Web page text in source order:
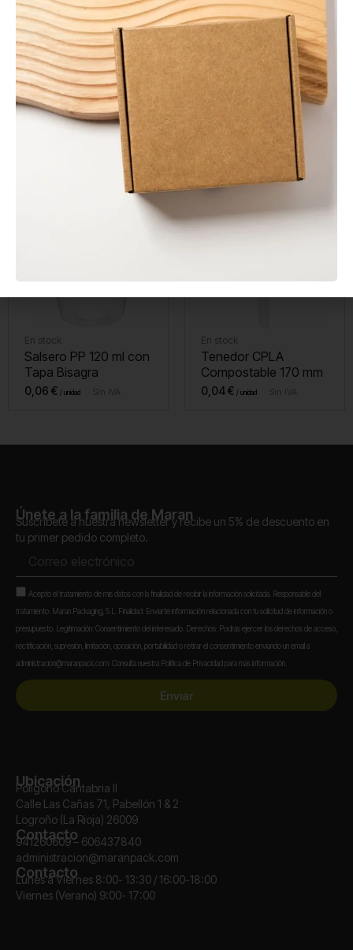
En stock
Envase Sándwich Kraft
con Ventana
Agitador de Madera
Enfundado 140 mm
Sin IVA
En stock
Salsero PP 120 ml con
Tapa Bisagra
0,06 € Sin IVA
En stock
Tenedor CPLA
Compostable 170 mm
0,04€ Sin IVA
Únete a la familia de Maran
Suscríbete a nuestra newsletter y recibe un 5% de descuento en
tu primer pedido completo.
electrónico
Aceptación
Acepto el tratamiento de mis datos con la finalidad de recibir la información solicitada. Responsable del
tratamiento: Maran Packaging, S.L. Finalidad: Enviarte información relacionada con tu solicitud de información o
presupuesto. Legitimación: Consentimiento del interesado. Derechos: Podrás ejercer los derechos de acceso,
rectificación, supresión, limitación, oposición, portabilidad o retirar el consentimiento enviando un email a
administracion@maranpack.com. Consulta nuestra Política de Privacidad para más información.
Enviar
Ubicación
Polígono Cantabria II
Calle Las Cañas 71, Pabellón 1 & 2
Logroño (La Rioja) 26009
Contacto
941260609 – 606437840
administracion@maranpack.com
Contacto
Lunes a Viernes 8:00- 13:30 / 16:00-18:00
Viernes (Verano) 9:00- 17:00